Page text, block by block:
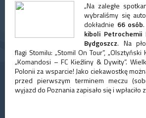
„Na zaległe
wybraliśmy się
dokładnie 66 osób
kiboli
Bydgoszcz. Na
flagi Stomilu: „Stomil On Tour”,
„Komandosi – FC Kieźliny & Dywity”.
Polonii za wsparcie! Jako ciekawostkę
przed pierwszym terminem meczu
wyjazd do Poznania zapisało się i wpłaciło